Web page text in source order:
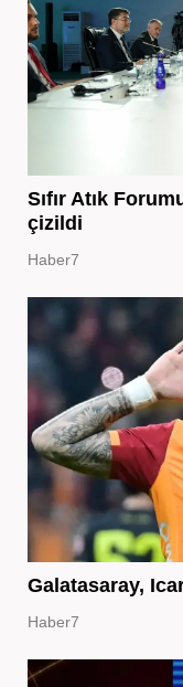
Sıfır Atık
çizildi
Haber7
Galatasaray,
Haber7